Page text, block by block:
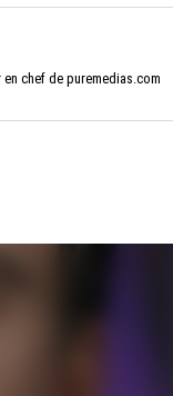
chef de puremedias.com